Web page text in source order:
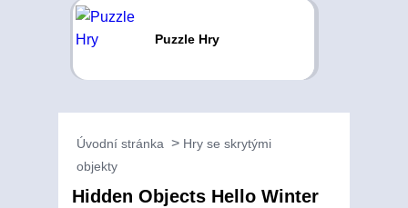
Puzzle Hry
Úvodní stránka
Hry se skrytými
objekty
Hidden Objects Hello Winter